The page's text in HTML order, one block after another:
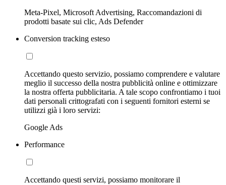
Meta-Pixel, Microsoft Advertising, Raccomandazioni di
prodotti basate sui clic, Ads Defender
Conversion tracking esteso
Accettando questo servizio, possiamo comprendere e valutare
meglio il successo della nostra pubblicità online e ottimizzare
la nostra offerta pubblicitaria. A tale scopo confrontiamo i tuoi
dati personali crittografati con i seguenti fornitori esterni se
utilizzi già i loro servizi:
Google Ads
Performance
Accettando questi servizi, possiamo monitorare il